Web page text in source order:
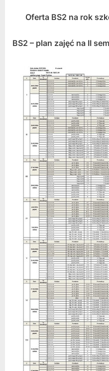
Oferta BS2 na rok
BS2 – plan zajęć na II